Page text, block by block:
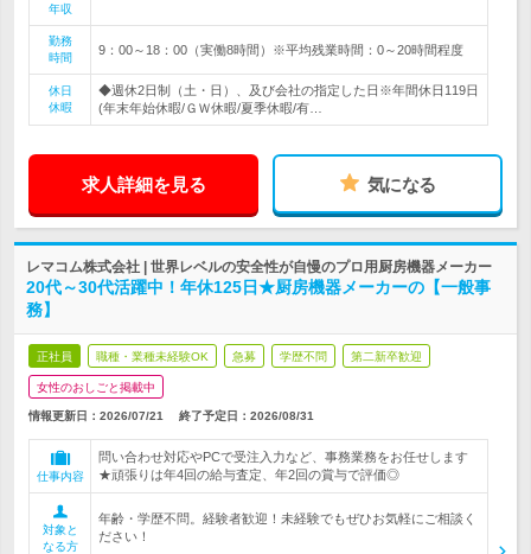
年収
勤務
時間
9：00～18：00（実働8時間）※平均残業時間：0～20時間程度
休日
休暇
◆週休2日制（土・日）、及び会社の指定した日※年間休日119日
(年末年始休暇/ＧＷ休暇/夏季休暇/有…
求人詳細を見る 気になる
レマコム株式会社 | 世界レベルの安全性が自慢のプロ用厨房機器メーカー
20代～30代活躍中！年休125日★厨房機器メーカーの【一般事
務】
正社員 職種・業種未経験OK 急募 学歴不問 第二新卒歓迎
女性のおしごと掲載中
情報更新日：2026/07/21 終了予定日： 2026/08/31
仕事内容
問い合わせ対応やPCで受注入力など、事務業務をお任せします
★頑張りは年4回の給与査定、年2回の賞与で評価◎
対象と
なる方
年齢・学歴不問。経験者歓迎！未経験でもぜひお気軽にご相談く
ださい！